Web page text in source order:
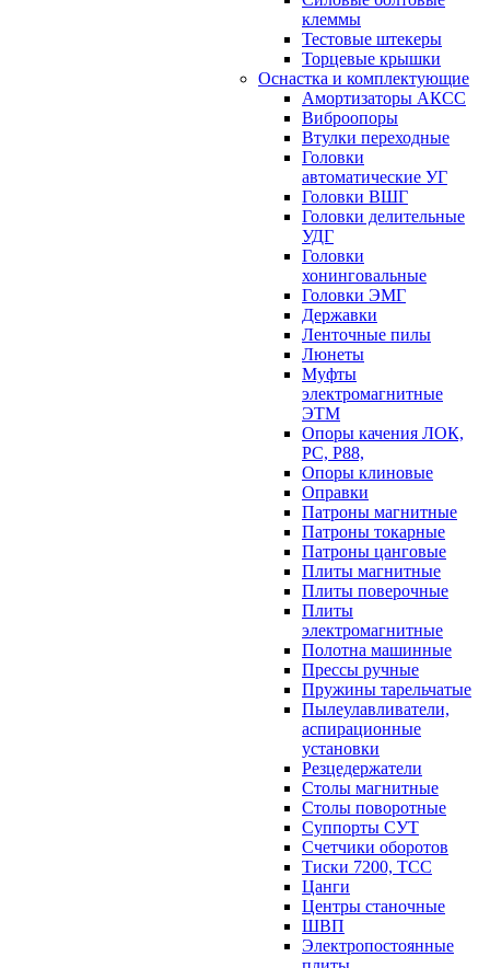
клеммы
Тестовые штекеры
Торцевые крышки
Оснастка и комплектующие
Амортизаторы АКСС
Виброопоры
Втулки переходные
Головки
автоматические УГ
Головки ВШГ
Головки делительные
УДГ
Головки
хонинговальные
Головки ЭМГ
Державки
Ленточные пилы
Люнеты
Муфты
электромагнитные
ЭТМ
Опоры качения ЛОК,
РС, Р88,
Опоры клиновые
Оправки
Патроны магнитные
Патроны токарные
Патроны цанговые
Плиты магнитные
Плиты поверочные
Плиты
электромагнитные
Полотна машинные
Прессы ручные
Пружины тарельчатые
Пылеулавливатели,
аспирационные
установки
Резцедержатели
Столы магнитные
Столы поворотные
Суппорты СУТ
Счетчики оборотов
Тиски 7200, ТСС
Цанги
Центры станочные
ШВП
Электропостоянные